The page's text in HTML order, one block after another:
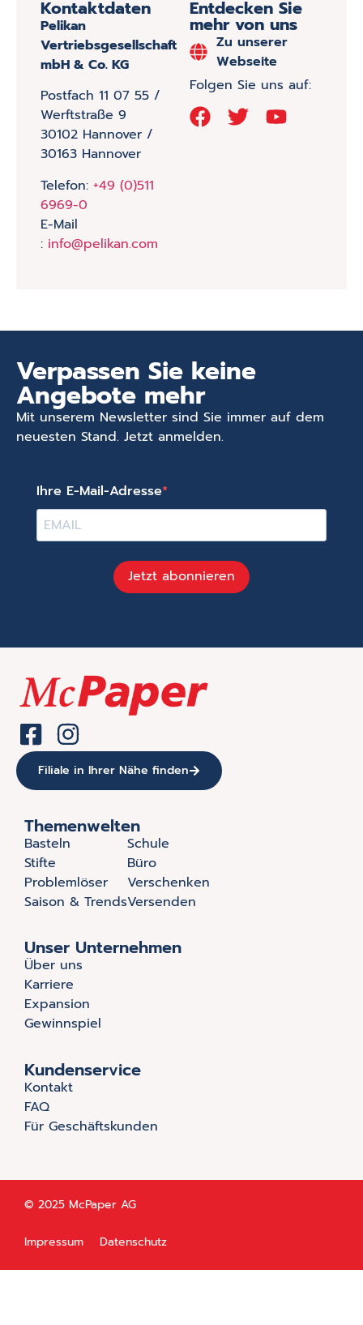
Kontaktdaten
Pelikan
Vertriebsgesellschaft
mbH & Co. KG
Postfach 11 07 55 /
Werftstraße 9
30102 Hannover /
30163 Hannover
Telefon: +49 (0)511
6969-0
E-Mail
: info@pelikan.com
Entdecken Sie
mehr von uns
Zu unserer
Webseite
Folgen Sie uns auf:
Verpassen Sie keine
Angebote mehr
Mit unserem Newsletter sind Sie immer auf dem
neuesten Stand. Jetzt anmelden.
Ihre E-Mail-Adresse
Jetzt abonnieren
Filiale in Ihrer Nähe finden
Themenwelten
Basteln
Stifte
Problemlöser
Saison & Trends
Schule
Büro
Verschenken
Versenden
Unser Unternehmen
Über uns
Karriere
Expansion
Gewinnspiel
Kundenservice
Kontakt
FAQ
Für Geschäftskunden
© 2025 McPaper AG
Impressum Datenschutz